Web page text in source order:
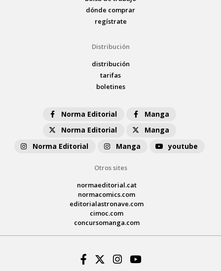
dónde comprar
regístrate
Distribución
distribución
tarifas
boletines
Norma Editorial
Manga
Norma Editorial
Manga
Norma Editorial
Manga youtube
Otros sites
normaeditorial.cat
normacomics.com
editorialastronave.com
cimoc.com
concursomanga.com
Facebook
Twitter
Instagram
Youtube